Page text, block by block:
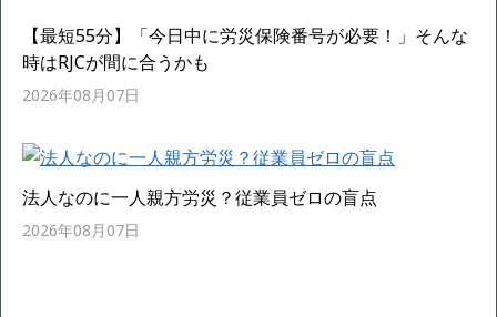
【最短55分】「今日中に労災保険番号が必要！」そんな
時はRJCが間に合うかも
2026年08月07日
法人なのに一人親方労災？従業員ゼロの盲点
2026年08月07日